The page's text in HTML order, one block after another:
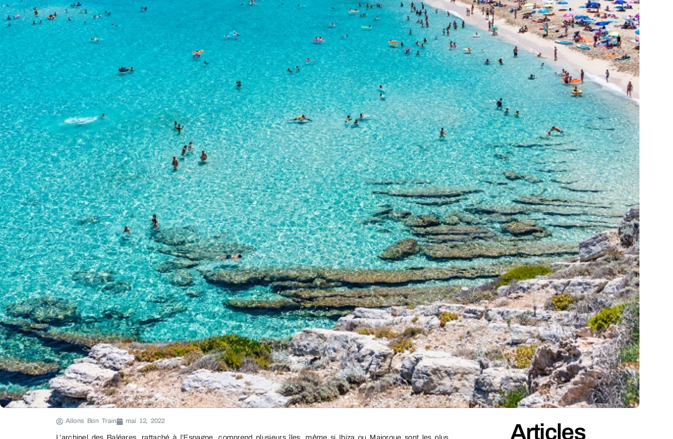
Allons Bon Train mai 12, 2022
L’archipel des Baléares, rattaché à l’Espagne, comprend plusieurs îles, même si Ibiza ou Majorque sont les plus
Articles